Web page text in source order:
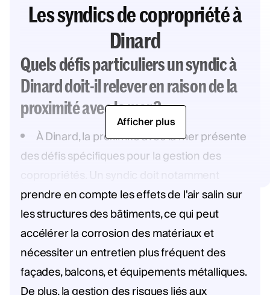
Les syndics de copropriété à
Dinard
Quels défis particuliers un syndic à
Dinard doit-il relever en raison de la
proximité avec la mer ?
À Dinard, la proximité avec la mer présente
des défis spécifiques pour la gestion des
prendre en compte les effets de l'air salin sur
les structures des bâtiments, ce qui peut
accélérer la corrosion des matériaux et
nécessiter un entretien plus fréquent des
façades, balcons, et équipements métalliques.
Afficher plus